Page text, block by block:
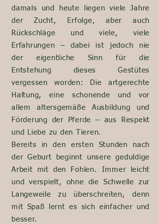
damals und heute liegen viele Jahre
der Zucht, Erfolge, aber auch
Rückschläge und viele, viele
Erfahrungen – dabei ist jedoch nie
der eigentliche Sinn für die
Entstehung dieses Gestütes
vergessen worden: Die artgerechte
Haltung, eine schonende und vor
allem altersgemäße Ausbildung und
Förderung der Pferde – aus Respekt
und
Liebe zu den
Tieren.
Bereits in den ersten Stunden nach
der Geburt beginnt unsere geduldige
Arbeit mit den Fohlen. Immer leicht
und verspielt, ohne die Schwelle zur
Langeweile zu überschreiten, denn
mit Spaß lernt es sich einfacher und
besser.